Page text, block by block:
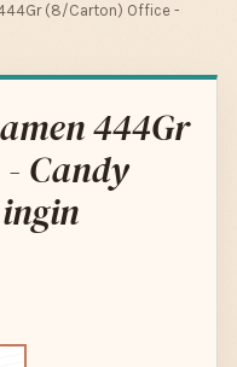
(8/Carton) Office -
444Gr
Candy